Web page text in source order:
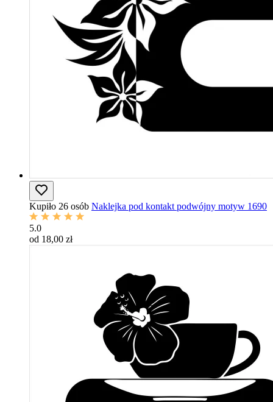
Kupiło 26 osób Naklejka pod kontakt podwójny motyw 1690
5.0
od 18,00 zł